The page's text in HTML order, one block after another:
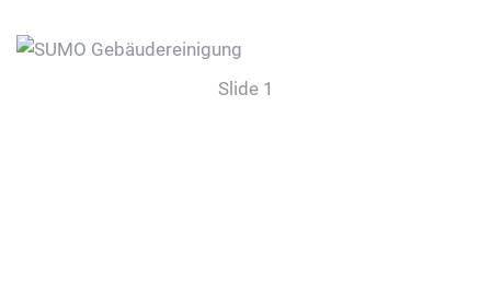
Slide 1